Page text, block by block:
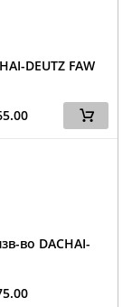
DEUTZ FAW
во DACHAI-